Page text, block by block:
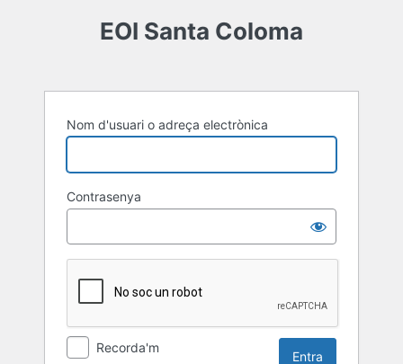
EOI Santa Coloma
Nom d'usuari o adreça electrònica
Contrasenya
Recorda'm